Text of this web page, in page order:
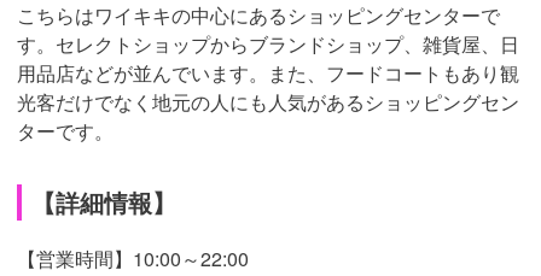
こちらはワイキキの中心にあるショッピングセンターで
す。セレクトショップからブランドショップ、雑貨屋、日
用品店などが並んでいます。また、フードコートもあり観
光客だけでなく地元の人にも人気があるショッピングセン
ターです。
【詳細情報】
【営業時間】10:00～22:00